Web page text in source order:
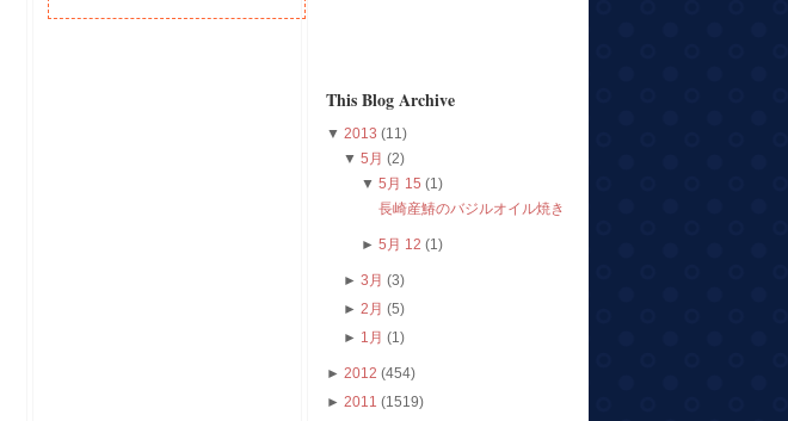
This Blog Archive
▼ 2013 (11)
▼5月(2)
▼ 5月 15 (1)
長崎産鰆のバジルオイル焼き
► 5月 12 (1)
►3月(3)
►2月(5)
► 1月(1)
► 2012 (454)
► 2011 (1519)